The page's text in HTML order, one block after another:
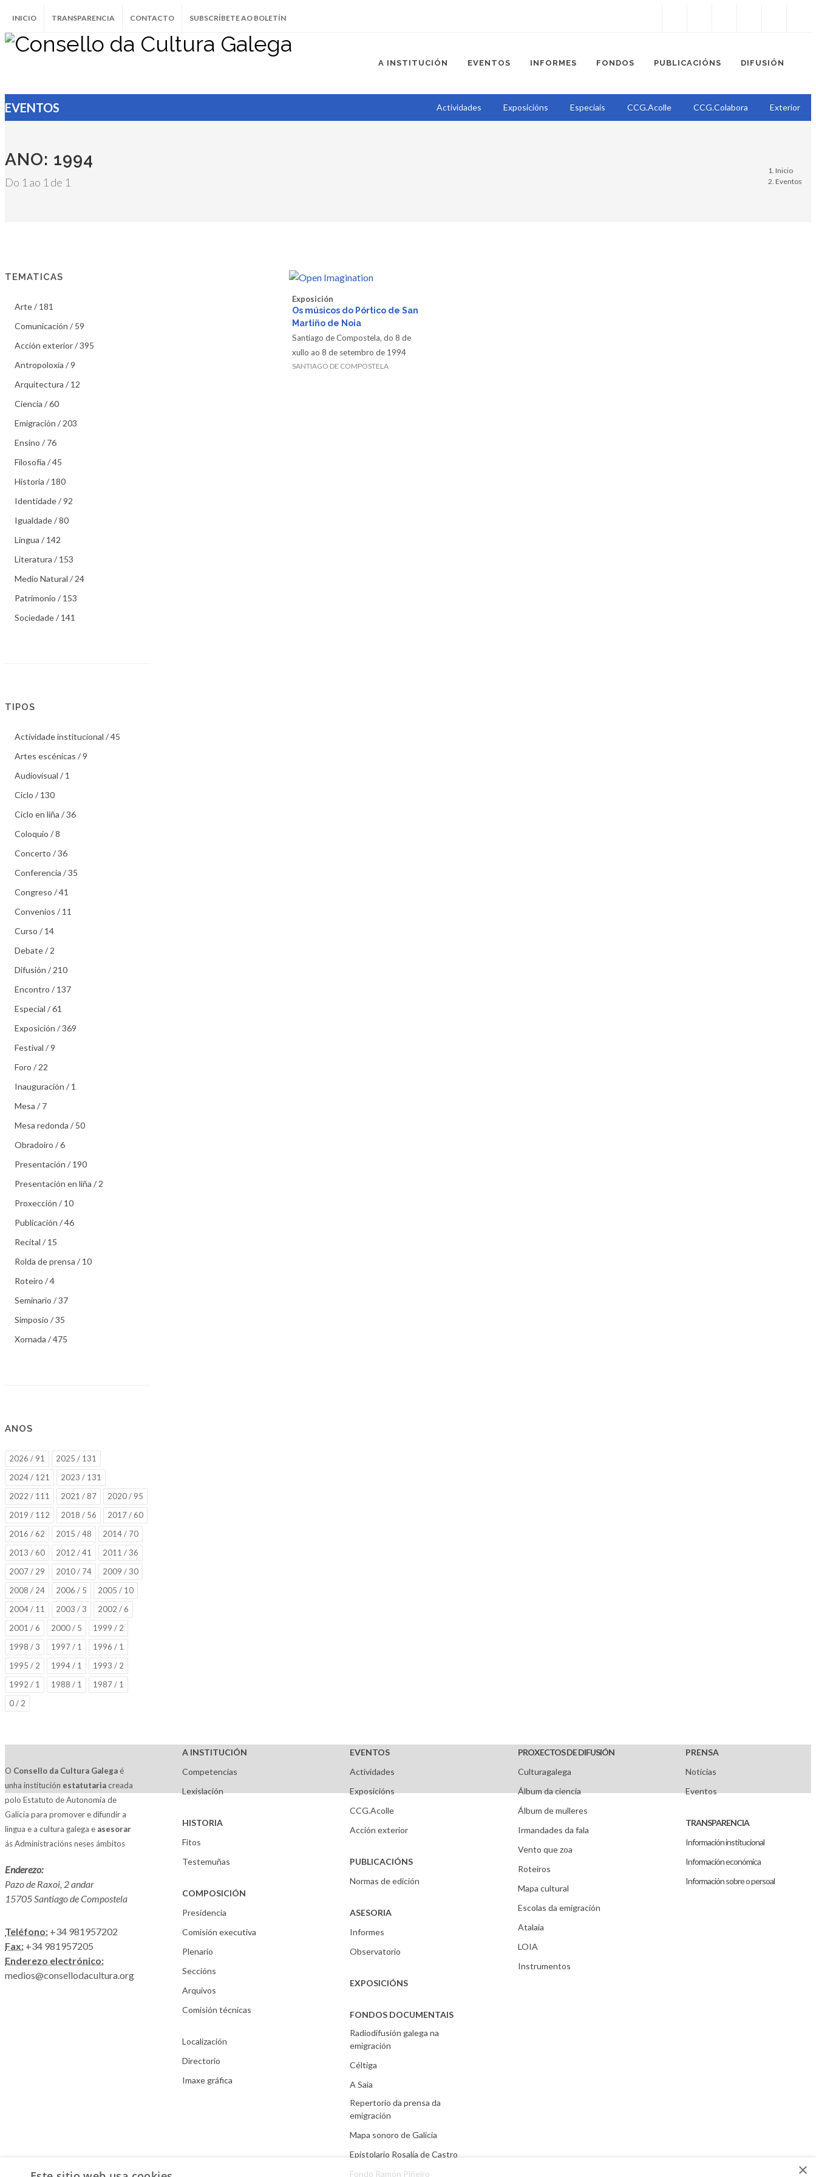
INICIO TRANSPARENCIA CONTACTO SUBSCRÍBETE AO BOLETÍN
A INSTITUCIÓN EVENTOS INFORMES FONDOS PUBLICACIÓNS DIFUSIÓN
EVENTOS Actividades Exposicións Especiais CCG.Acolle CCG.Colabora Exterior
ANO: 1994
Do 1 ao 1 de 1
Inicio
Eventos
Exposición
Os músicos do Pórtico de San
Martiño de Noia
Santiago de Compostela, do 8 de
xullo ao 8 de setembro de 1994
SANTIAGO DE COMPOSTELA
TEMATICAS
Arte / 181
Comunicación / 59
Acción exterior / 395
Antropoloxía / 9
Arquitectura / 12
Ciencia / 60
Emigración / 203
Ensino / 76
Filosofía / 45
Historia / 180
Identidade / 92
Igualdade / 80
Lingua / 142
Literatura / 153
Medio Natural / 24
Patrimonio / 153
Sociedade / 141
TIPOS
Actividade institucional / 45
Artes escénicas / 9
Audiovisual / 1
Ciclo / 130
Ciclo en liña / 36
Coloquio / 8
Concerto / 36
Conferencia / 35
Congreso / 41
Convenios / 11
Curso / 14
Debate / 2
Difusión / 210
Encontro / 137
Especial / 61
Exposición / 369
Festival / 9
Foro / 22
Inauguración / 1
Mesa / 7
Mesa redonda / 50
Obradoiro / 6
Presentación / 190
Presentación en liña / 2
Proxección / 10
Publicación / 46
Recital / 15
Rolda de prensa / 10
Roteiro / 4
Seminario / 37
Simposio / 35
Xornada / 475
ANOS
2026 / 91
2025 / 131
2024 / 121
2023 / 131
2022 / 111
2021 / 87
2020 / 95
2019 / 112
2018 / 56
2017 / 60
2016 / 62
2015 / 48
2014 / 70
2013 / 60
2012 / 41
2011 / 36
2007 / 29
2010 / 74
2009 / 30
2008 / 24
2006 / 5
2005 / 10
2004 / 11
2003 / 3
2002 / 6
2001 / 6
2000 / 5
1999 / 2
1998 / 3
1997 / 1
1996 / 1
1995 / 2
1994 / 1
1993 / 2
1992 / 1
1988 / 1
1987 / 1
0 / 2
O Consello da Cultura Galega é
unha institución estatutariacreada
polo Estatuto de Autonomía de
Galicia para promover e difundir a
lingua e a cultura galega e asesorar
ás Administracións neses ámbitos
Enderezo:
Pazo de Raxoi, 2 andar
15705 Santiago de Compostela
Teléfono: +34 981957202
Fax: +34 981957205
Enderezo electrónico:
medios@consellodacultura.org
A INSTITUCIÓN
Competencias
Lexislación
HISTORIA
Fitos
Testemuñas
COMPOSICIÓN
Presidencia
Comisión executiva
Plenario
Seccións
Arquivos
Comisión técnicas
Localización
Directorio
Imaxe gráfica
EVENTOS
Actividades
Exposicións
CCG.Acolle
Acción exterior
PUBLICACIÓNS
Normas de edición
ASESORIA
Informes
Observatorio
EXPOSICIÓNS
FONDOS DOCUMENTAIS
Radiodifusión galega na
emigración
Céltiga
A Saia
Repertorio da prensa da
emigración
Mapa sonoro de Galicia
Epistolario Rosalía de Castro
Fondo Ramón Piñeiro
PROXECTOS DE DIFUSIÓN
Culturagalega
Álbum da ciencia
Álbum de mulleres
Irmandades da fala
Vento que zoa
Roteiros
Mapa cultural
Escolas da emigración
Atalaia
LOIA
Instrumentos
PRENSA
Noticias
Eventos
TRANSPARENCIA
Información institucional
Información económica
Información sobre o persoal
×